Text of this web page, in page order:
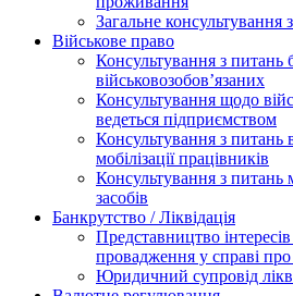
Загальне консультування
Військове право
Консультування з
військовозобов’язаних
Консультування щодо
ведеться підприємством
Консультування з питань
мобілізації працівників
Консультування з питань
засобів
Банкрутство / Ліквідація
Представництво
провадження у справі
Юридичний супровід